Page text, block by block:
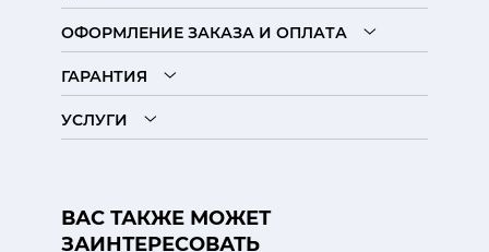
ОФОРМЛЕНИЕ ЗАКАЗА И ОПЛАТА
ГАРАНТИЯ
УСЛУГИ
ВАС ТАКЖЕ МОЖЕТ
ЗАИНТЕРЕСОВАТЬ